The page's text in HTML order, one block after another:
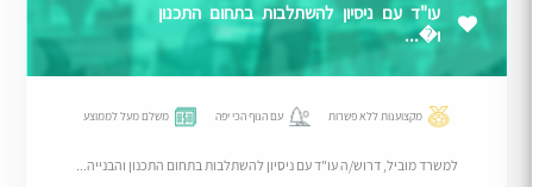
עו"ד עם ניסיון להשתלבות בתחום התכנון
ו�...
מקצוענות ללא פשרות עם הנוף הכי יפה משלם מעל לממוצע
למשרד מוביל, דרוש/ה עו"ד עם ניסיון להשתלבות בתחום התכנון והבנייה...